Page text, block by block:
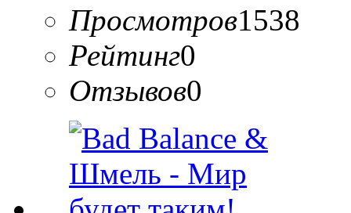
Просмотров1538
Рейтинг0
Отзывов0